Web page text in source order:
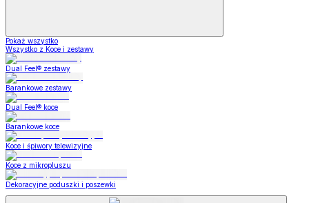
Pokaż wszystko
Wszystko z Koce i zestawy
Dual Feel® zestawy
Barankowe zestawy
Dual Feel® koce
Barankowe koce
Koce i śpiwory telewizyjne
Koce z mikropluszu
Dekoracyjne poduszki i poszewki